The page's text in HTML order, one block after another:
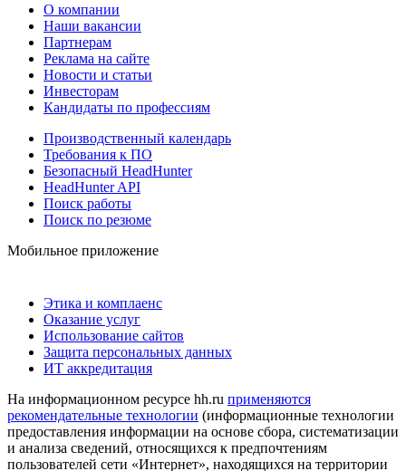
О компании
Наши вакансии
Партнерам
Реклама на сайте
Новости и статьи
Инвесторам
Кандидаты по профессиям
Производственный календарь
Требования к ПО
Безопасный HeadHunter
HeadHunter API
Поиск работы
Поиск по резюме
Мобильное приложение
Этика и комплаенс
Оказание услуг
Использование сайтов
Защита персональных данных
ИТ аккредитация
На информационном ресурсе hh.ru применяются
рекомендательные технологии (информационные технологии
предоставления информации на основе сбора, систематизации
и анализа сведений, относящихся к предпочтениям
пользователей сети «Интернет», находящихся на территории